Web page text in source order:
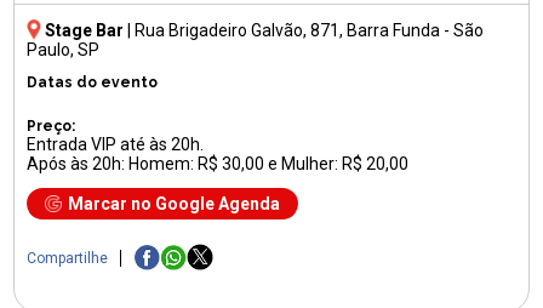
Stage Bar Rua Brigadeiro Galvão, 871, Barra Funda - São
Paulo, SP
Datas do evento
Preço:
Entrada VIP até às 20h.
Após às 20h: Homem: R$ 30,00 e Mulher: R$ 20,00
Marcar no Google Agenda
Compartilhe